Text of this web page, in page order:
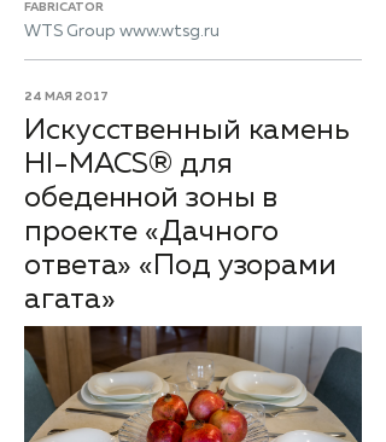
FABRICATOR
WTS Group www.wtsg.ru
24 МАЯ 2017
Искусственный камень
HI-MACS® для
обеденной зоны в
проекте «Дачного
ответа» «Под узорами
агата»